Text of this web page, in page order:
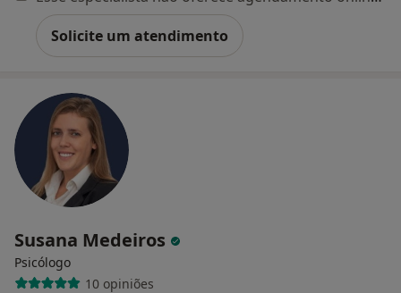
Solicite um atendimento
Susana Medeiros
Psicólogo
10 opiniões